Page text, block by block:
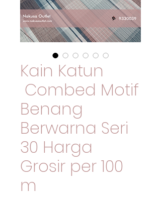
Kain Katun
Combed Motif
Benang
Berwarna Seri
30 Harga
Grosir per 100
m